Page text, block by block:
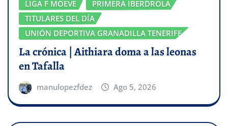
LIGA F MOEVE
PRIMERA IBERDROLA
TITULARES DEL DÍA
UNIÓN DEPORTIVA GRANADILLA TENERIFE
La crónica | Aithiara doma a las leonas
en Tafalla
manulopezfdez Ago 5, 2026